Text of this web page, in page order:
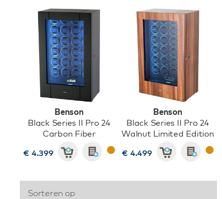
Benson
Black Series II Pro 24
Carbon Fiber
€ 4.399
Benson
Black Series II Pro 24
Walnut Limited Edition
€ 4.499
Sorteren op